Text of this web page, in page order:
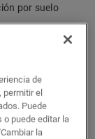
por suelo
de
permitir el
Puede
puede editar la
la